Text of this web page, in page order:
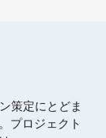
策定にとどま
プロジェクト